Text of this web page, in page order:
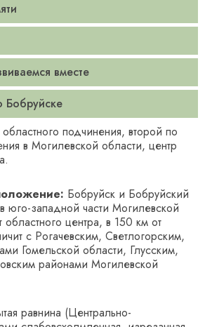
вместе
подчинения, второй по
в Могилевской области, центр
Бобруйск и Бобруйский
юго-западной части Могилевской
областного центра, в 150 км от
с Рогачевским, Светлогорским,
Гомельской области, Глусским,
районами Могилевской
равнина (Центрально-